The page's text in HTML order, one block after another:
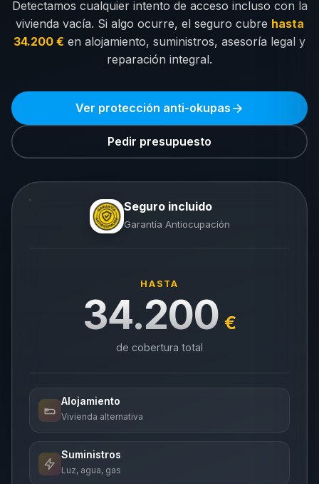
Detectamos cualquier intento de acceso incluso con la
vivienda vacía. Si algo ocurre, el seguro cubre hasta
34.200 € en alojamiento, suministros, asesoría legal y
reparación integral.
Ver protección anti-okupas
Pedir presupuesto
Seguro incluido
Garantía Antiocupación
HASTA
34.200 €
de cobertura total
Alojamiento
Vivienda alternativa
Suministros
Luz, agua, gas